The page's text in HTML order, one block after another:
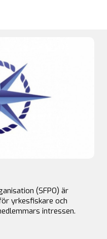
(SFPO) är
yrkesfiskare och
intressen.